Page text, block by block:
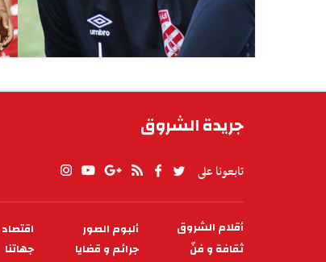
جريدة الشروق
تابعونا على
PIED
DE
أقلام الشروق ألبوم الصور اقتصاد
ثقافة و فنّ
جرائم و قضايا جهاتنا